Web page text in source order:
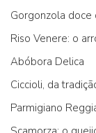
Gorgonzola doce
Riso Venere: o
Abóbora Delica
Ciccioli, da
Parmigiano